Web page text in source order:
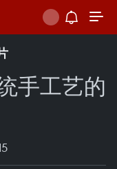
手工艺的